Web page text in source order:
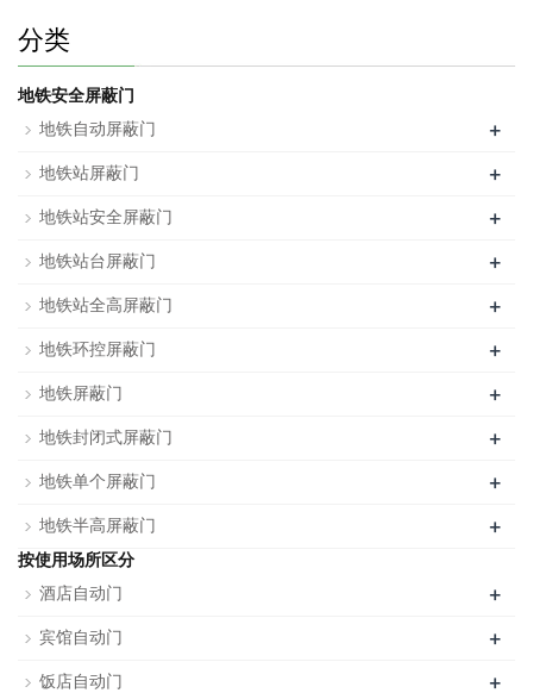
分类
地铁安全屏蔽门
地铁自动屏蔽门
+
地铁站屏蔽门 +
地铁站安全屏蔽门 +
地铁站台屏蔽门 +
地铁站全高屏蔽门 +
地铁环控屏蔽门 +
地铁屏蔽门 +
地铁封闭式屏蔽门 +
地铁单个屏蔽门 +
地铁半高屏蔽门 +
按使用场所区分
酒店自动门
+
宾馆自动门 +
饭店自动门 +